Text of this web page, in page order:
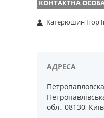
Катерюшин Ігор
обл., 08130,